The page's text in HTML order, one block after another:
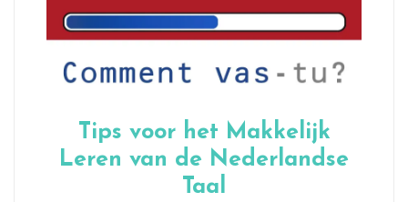
Tips voor het Makkelijk
Leren van de Nederlandse
Taal